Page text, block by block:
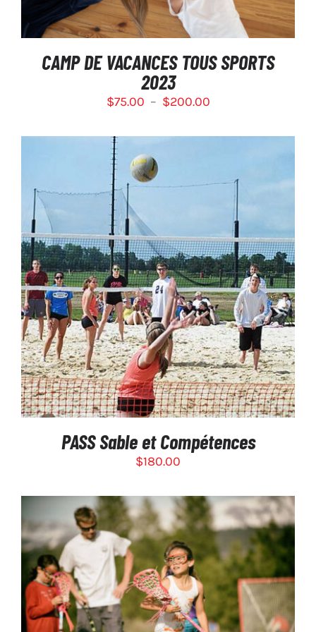
PEUVENT
ÊTRE
CHOISIES
LA
CAMP DE VACANCES TOUS SPORTS
2023
$75.00 – $200.00Plage
prix :
à
$200.00
SÉLECTIONNEZ LES OPTIONS
/
DÉTAILS
PASS Sable et Compétences
$180.00
SÉLECTIONNEZ LES OPTIONS
/
DÉTAILS